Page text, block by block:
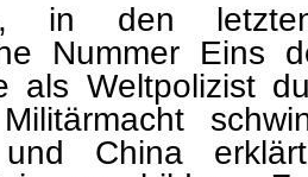
in den
Nummer Eins
als Weltpolizist
und China